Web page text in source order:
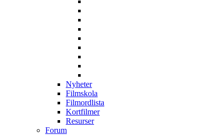
Nyheter
Filmskola
Filmordlista
Kortfilmer
Resurser
Forum